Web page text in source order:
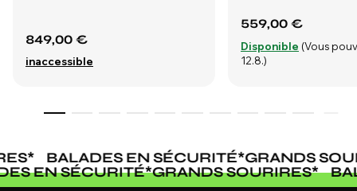
849,00 €
inaccessible
559,00 €
Disponible (Vous
12.8.)
* BALADES EN SÉCURITÉ*GRANDS
EN SÉCURITÉ*GRANDS SOURIRES*